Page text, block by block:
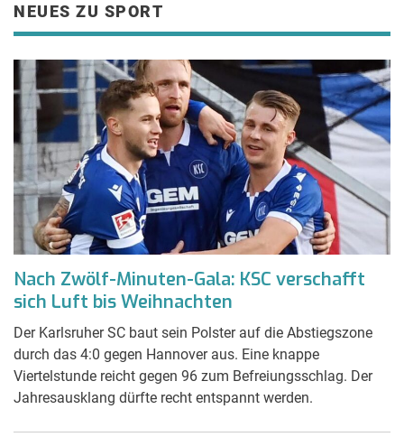
NEUES ZU SPORT
Nach Zwölf-Minuten-Gala: KSC verschafft
sich Luft bis Weihnachten
Der Karlsruher SC baut sein Polster auf die Abstiegszone
durch das 4:0 gegen Hannover aus. Eine knappe
Viertelstunde reicht gegen 96 zum Befreiungsschlag. Der
Jahresausklang dürfte recht entspannt werden.